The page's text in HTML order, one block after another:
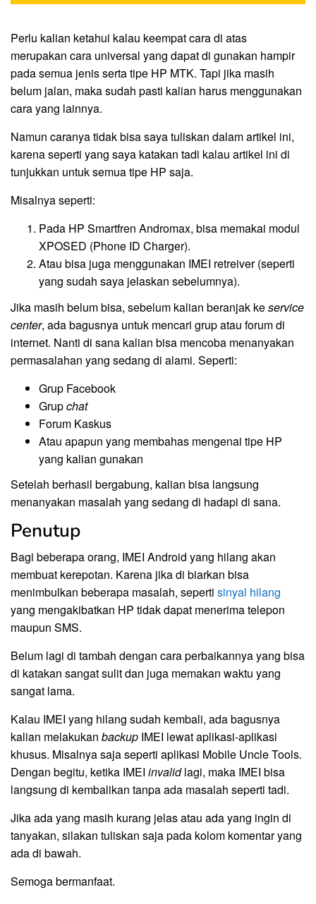
Perlu kalian ketahui kalau keempat cara di atas
merupakan cara universal yang dapat di gunakan hampir
pada semua jenis serta tipe HP MTK. Tapi jika masih
belum jalan, maka sudah pasti kalian harus menggunakan
cara yang lainnya.
Namun caranya tidak bisa saya tuliskan dalam artikel ini,
karena seperti yang saya katakan tadi kalau artikel ini di
tunjukkan untuk semua tipe HP saja.
Misalnya seperti:
Pada HP Smartfren Andromax, bisa memakai modul
XPOSED (Phone ID Charger).
Atau bisa juga menggunakan IMEI retreiver (seperti
yang sudah saya jelaskan sebelumnya).
Jika masih belum bisa, sebelum kalian beranjak keservice
center, ada bagusnya untuk mencari grup atau forum di
internet. Nanti di sana kalian bisa mencoba menanyakan
permasalahan yang sedang di alami. Seperti:
Grup Facebook
Grupchat
Forum Kaskus
Atau apapun yang membahas mengenai tipe HP
yang kalian gunakan
Setelah berhasil bergabung, kalian bisa langsung
menanyakan masalah yang sedang di hadapi di sana.
Penutup
Bagi beberapa orang, IMEI Android yang hilang akan
membuat kerepotan. Karena jika di biarkan bisa
menimbulkan beberapa masalah, seperti sinyal hilang
yang mengakibatkan HP tidak dapat menerima telepon
maupun SMS.
Belum lagi di tambah dengan cara perbaikannya yang bisa
di katakan sangat sulit dan juga memakan waktu yang
sangat lama.
Kalau IMEI yang hilang sudah kembali, ada bagusnya
kalian melakukan backup IMEI lewat aplikasi-aplikasi
khusus. Misalnya saja seperti aplikasi Mobile Uncle Tools.
Dengan begitu, ketika IMEI invalidlagi, maka IMEI bisa
langsung di kembalikan tanpa ada masalah seperti tadi.
Jika ada yang masih kurang jelas atau ada yang ingin di
tanyakan, silakan tuliskan saja pada kolom komentar yang
ada di bawah.
Semoga bermanfaat.